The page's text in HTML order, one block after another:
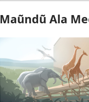
Maũndũ Ala